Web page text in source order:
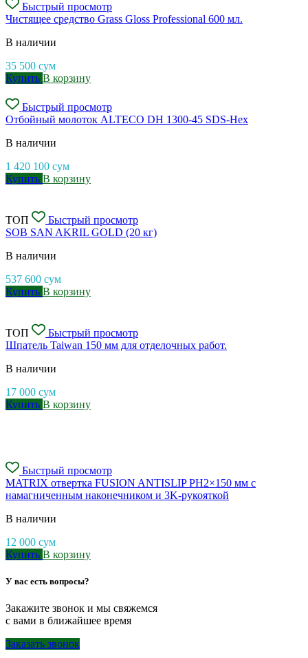
Быстрый просмотр
Чистящее средство Grass Gloss Professional 600 мл.
В наличии
35 500 сум
Купить В корзину
Быстрый просмотр
Отбойный молоток ALTECO DH 1300-45 SDS-Hex
В наличии
1 420 100 сум
Купить В корзину
ТОП
Быстрый просмотр
SOB SAN AKRIL GOLD (20 кг)
В наличии
537 600 сум
Купить В корзину
ТОП
Быстрый просмотр
Шпатель Taiwan 150 мм для отделочных работ.
В наличии
17 000 сум
Купить В корзину
Быстрый просмотр
MATRIX отвертка FUSION ANTISLIP PH2×150 мм с
намагниченным наконечником и 3K-рукояткой
В наличии
12 000 сум
Купить В корзину
У вас есть вопросы?
Закажите звонок и мы свяжемся
с вами в ближайшее время
Заказать звонок